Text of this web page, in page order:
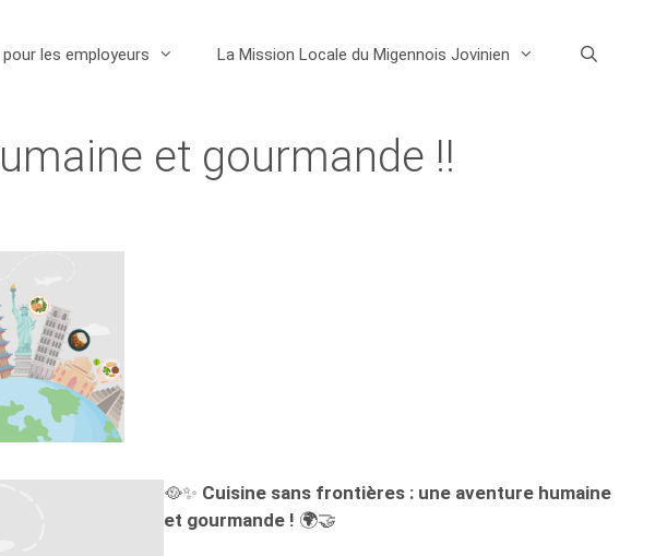
les employeurs La Mission Locale du Migennois Jovinien
et gourmande !!
🥘✨ Cuisine sans frontières : une aventure humaine
et gourmande ! 🌍🤝